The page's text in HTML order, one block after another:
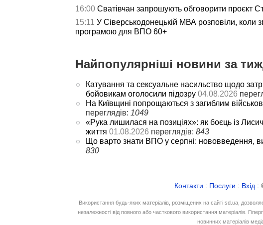
16:00 Сватівчан запрошують обговорити проєкт
15:11 У Сіверськодонецькій МВА розповіли, коли
програмою для ВПО 60+
Найпопулярніші новини за
Катування та сексуальне насильство щодо
бойовикам оголосили підозру 04.08.2026
На Київщині попрощаються з загиблим
переглядів: 1049
«Рука лишилася на позиціях»: як боєць із
життя 01.08.2026 переглядів: 843
Що варто знати ВПО у серпні: нововведення,
830
Контакти : Послуги : Вхід :
Використання будь-яких матеріалів, розміщених на сайті sd.ua,
незалежності від повного або часткового використання матеріалів.
новинних матеріалів